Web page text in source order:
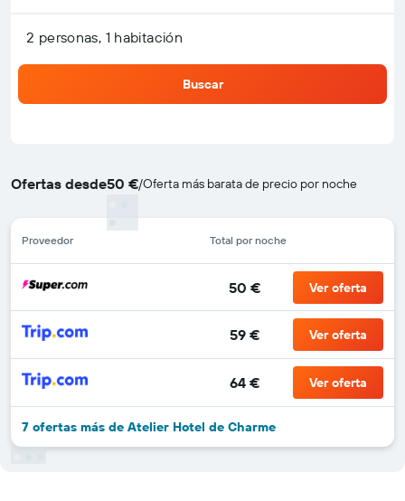
2 personas, 1 habitación
Buscar
Ofertas desde50 €/Oferta más barata de precio por noche
Proveedor Total por noche
50 € Ver oferta
59 € Ver oferta
64 € Ver oferta
7 ofertas más de Atelier Hotel de Charme